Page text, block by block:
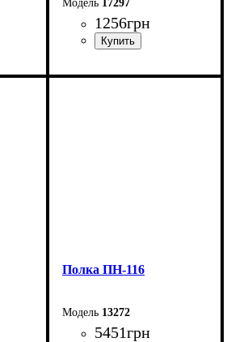
17297
1256грн
Ширина: 120 см
Полка ПН-116
13272
5451грн